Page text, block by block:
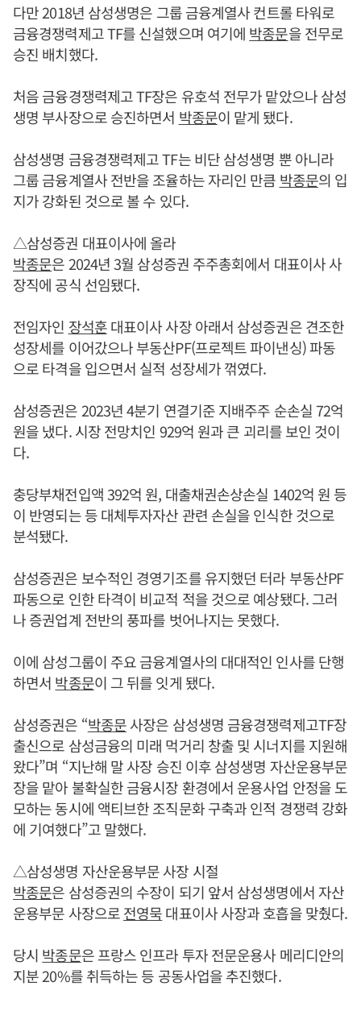
다만 2018년 삼성생명은 그룹 금융계열사 컨트롤 타워로
금융경쟁력제고 TF를 신설했으며 여기에 박종문을 전무로
승진 배치했다.
처음 금융경쟁력제고 TF장은 유호석 전무가 맡았으나 삼성
생명 부사장으로 승진하면서 박종문이 맡게 됐다.
삼성생명 금융경쟁력제고 TF는 비단 삼성생명 뿐 아니라
그룹 금융계열사 전반을 조율하는 자리인 만큼 박종문의 입
지가 강화된 것으로 볼 수 있다.
△삼성증권 대표이사에 올라
박종문은 2024년 3월 삼성증권 주주총회에서 대표이사 사
장직에 공식 선임됐다.
전임자인 장석훈대표이사 사장 아래서 삼성증권은 견조한
성장세를 이어갔으나 부동산PF(프로젝트 파이낸싱) 파동
으로 타격을 입으면서 실적 성장세가 꺾였다.
삼성증권은 2023년 4분기 연결기준 지배주주 순손실 72억
원을 냈다. 시장 전망치인 929억 원과 큰 괴리를 보인 것이
다.
충당부채전입액 392억 원, 대출채권손상손실 1402억 원 등
이 반영되는 등 대체투자자산 관련 손실을 인식한 것으로
분석됐다.
삼성증권은 보수적인 경영기조를 유지했던 터라 부동산PF
파동으로 인한 타격이 비교적 적을 것으로 예상됐다. 그러
나 증권업계 전반의 풍파를 벗어나지는 못했다.
이에 삼성그룹이 주요 금융계열사의 대대적인 인사를 단행
하면서 박종문이 그 뒤를 잇게 됐다.
삼성증권은 “박종문사장은 삼성생명 금융경쟁력제고TF장
출신으로 삼성금융의 미래 먹거리 창출 및 시너지를 지원해
왔다”며 “지난해 말 사장 승진 이후 삼성생명 자산운용부문
장을 맡아 불확실한 금융시장 환경에서 운용사업 안정을 도
모하는 동시에 액티브한 조직문화 구축과 인적 경쟁력 강화
에 기여했다”고 말했다.
△삼성생명 자산운용부문 사장 시절
박종문은 삼성증권의 수장이 되기 앞서 삼성생명에서 자산
운용부문 사장으로전영묵대표이사 사장과 호흡을 맞췄다.
당시 박종문은 프랑스 인프라 투자 전문운용사 메리디안의
지분 20%를 취득하는 등 공동사업을 추진했다.